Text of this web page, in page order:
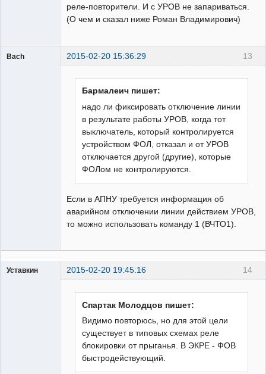
реле-повторители. И с УРОВ не запариваться.
(О чем и сказал ниже Роман Владимирович)
13
Bach 2015-02-20 15:36:29
Бармалеич пишет:
надо ли фиксировать отключение линии
в результате работы УРОВ, когда тот
выключатель, который контролируется
устройством ФОЛ, отказал и от УРОВ
отключается другой (другие), которые
ФОЛом не контролируются.
Если в АПНУ требуется информация об
аварийном отключении линии действием УРОВ,
то можно использовать команду 1 (ВЧТО1).
14
Уставкин 2015-02-20 19:45:16
Спартак Молодцов пишет:
Видимо повторюсь, но для этой цели
существует в типовых схемах реле
блокировки от прыганья. В ЭКРЕ - ФОВ
быстродействующий.